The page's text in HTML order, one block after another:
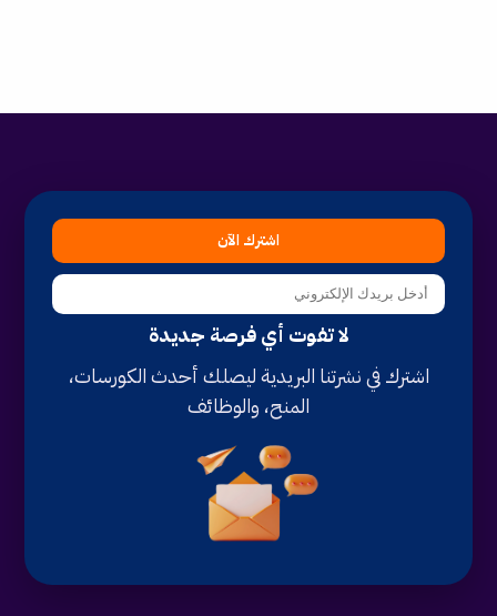
اشترك الآن
لا تفوت أي فرصة جديدة
اشترك في نشرتنا البريدية ليصلك أحدث الكورسات،
المنح، والوظائف